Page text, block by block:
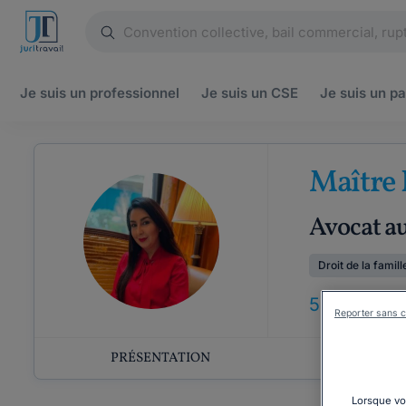
Je suis un professionnel Je suis un CSE Je suis un
Maître
Avocat
Droit de la
5 ANS
PRÉSENTATION
Lorsque
Reporter sans